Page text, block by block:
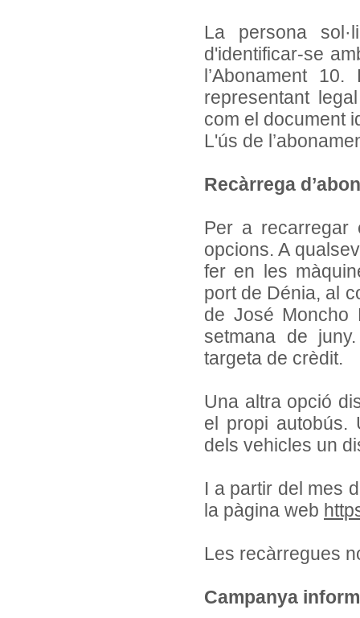
La persona
d'identificar-se
l’Abonament
representant
com el document
L'ús de
Recàrrega
Per a recarregar
opcions. A
fer en les
port de Dénia, al
de José Moncho
setmana de
targeta de crèdit.
Una altra opció
el propi autobús.
dels vehicles un
I a partir del mes
la pàgina web
Les recàrregues
Campanya